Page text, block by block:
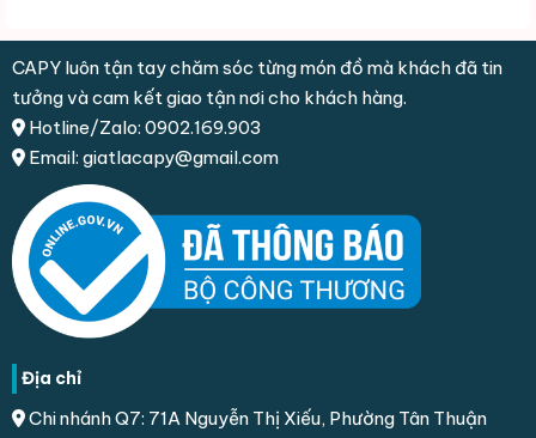
CAPY luôn tận tay chăm sóc từng món đồ mà khách đã tin
tưởng và cam kết giao tận nơi cho khách hàng.
Hotline/Zalo: 0902.169.903
Email: giatlacapy@gmail.com
Địa chỉ
Chi nhánh Q7: 71A Nguyễn Thị Xiếu, Phường Tân Thuận